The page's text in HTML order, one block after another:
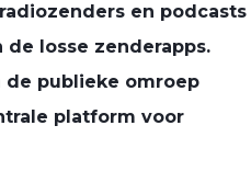
en podcasts
losse zenderapps.
de publieke omroep
platform voor